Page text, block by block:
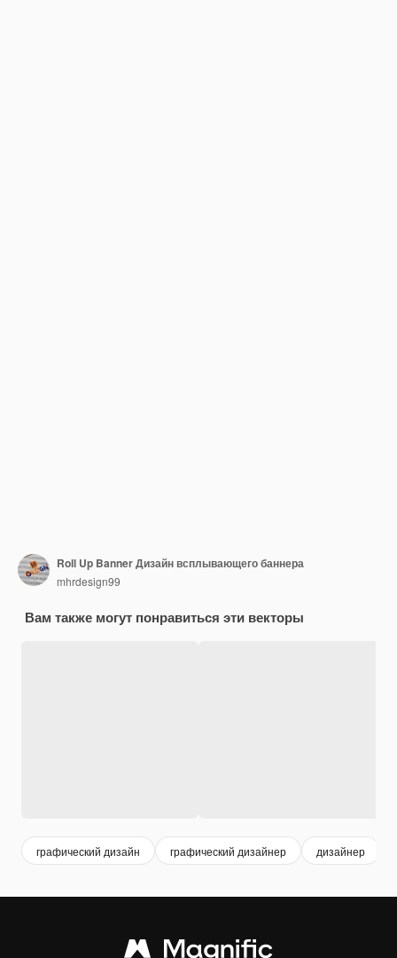
Roll Up Banner Дизайн всплывающего баннера
mhrdesign99
Вам также могут понравиться эти векторы
графический дизайн графический дизайнер дизайнер